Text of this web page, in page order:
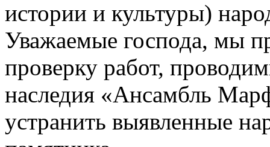
истории и культуры)
Уважаемые господа, мы
проверку работ,
наследия «Ансамбль
устранить выявленные